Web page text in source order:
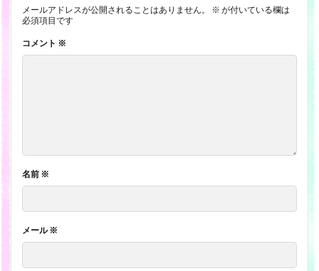
メールアドレスが公開されることはありません。 ※ が付いている欄は
必須項目です
コメント ※
名前 ※
メール※